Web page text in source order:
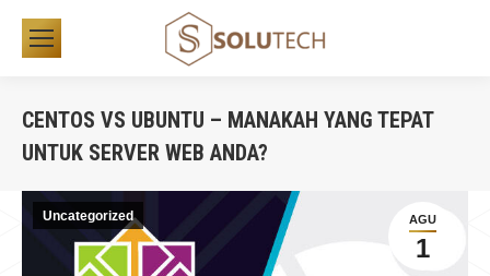
CENTOS VS UBUNTU – MANAKAH YANG TEPAT
UNTUK SERVER WEB ANDA?
AGU
1
Uncategorized